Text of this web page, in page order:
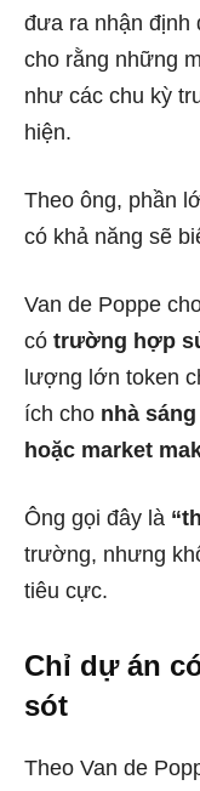
đưa ra nhận định
cho rằng những
như các chu kỳ
hiện.
Theo ông, phần
có khả năng sẽ
Van de Poppe
có trường hợp
lượng lớn token
ích cho nhà
hoặc market
Ông gọi đây là
trường, nhưng
tiêu cực.
Chỉ dự án
sót
Theo Van de